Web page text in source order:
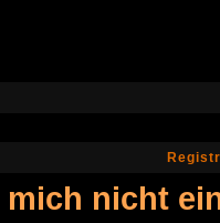
mich nicht